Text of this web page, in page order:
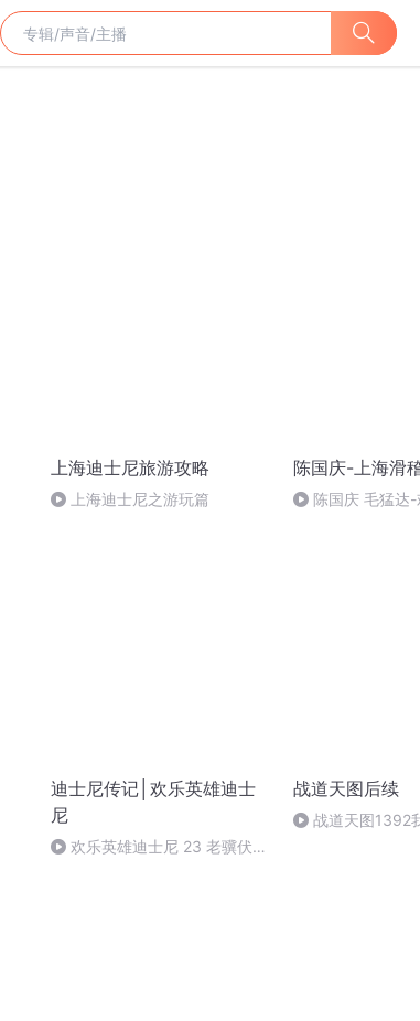
上海迪士尼旅游攻略
上海迪士尼之游玩篇
陈国庆-上海滑
陈国庆 毛猛达
迪士尼传记│欢乐英雄迪士
尼
欢乐英雄迪士尼 23 老骥伏枥
战道天图后续
战道天图1392